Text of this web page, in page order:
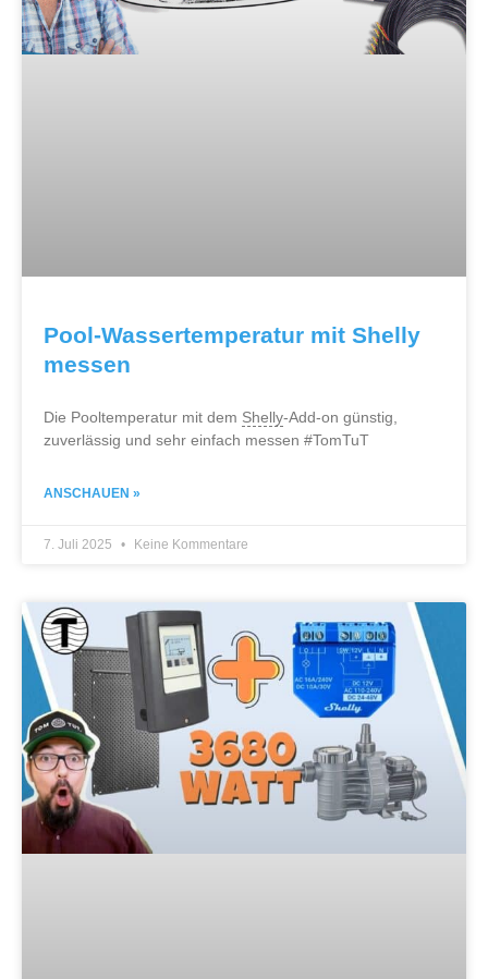
Pool-Wassertemperatur mit Shelly
messen
Die Pooltemperatur mit dem Shelly-Add-on günstig,
zuverlässig und sehr einfach messen #TomTuT
ANSCHAUEN »
7. Juli 2025 Keine Kommentare